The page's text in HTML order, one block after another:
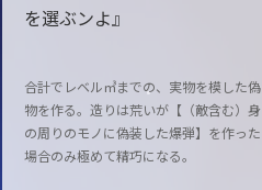
を選ぶンよ』
合計でレベル㎥までの、実物を模した偽
物を作る。造りは荒いが【（敵含む）身
の周りのモノに偽装した爆弾】を作った
場合のみ極めて精巧になる。